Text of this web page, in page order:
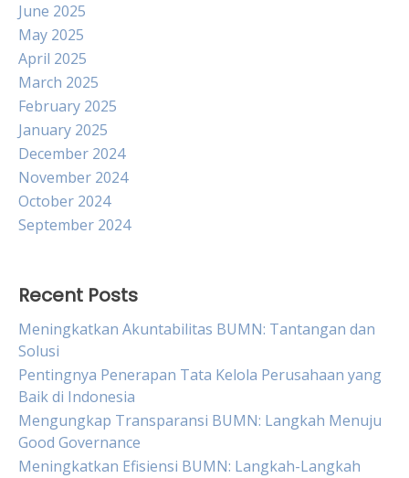
June 2025
May 2025
April 2025
March 2025
February 2025
January 2025
December 2024
November 2024
October 2024
September 2024
Recent Posts
Meningkatkan Akuntabilitas BUMN: Tantangan dan
Solusi
Pentingnya Penerapan Tata Kelola Perusahaan yang
Baik di Indonesia
Mengungkap Transparansi BUMN: Langkah Menuju
Good Governance
Meningkatkan Efisiensi BUMN: Langkah-Langkah